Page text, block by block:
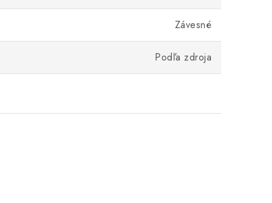
Závesné
Podľa zdroja